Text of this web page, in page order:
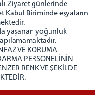
Ziyaret günlerinde
Kabul Biriminde eşyaların
yaşanan yoğunluk
VE KORUMA
PERSONELİNİN
RENK VE ŞEKİLDE